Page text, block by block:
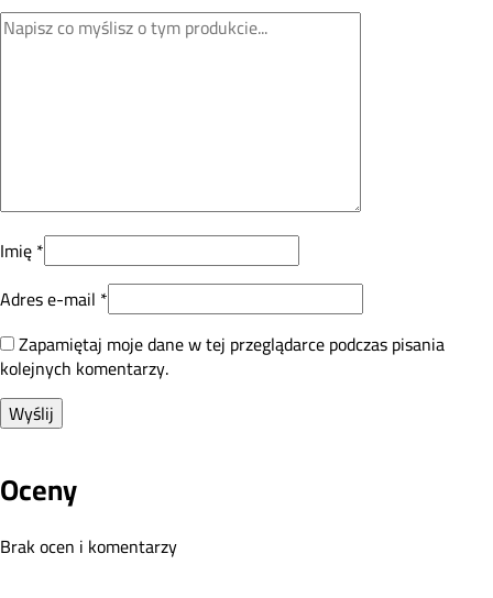
Imię*
Adres e-mail *
Zapamiętaj moje dane w tej przeglądarce podczas pisania
kolejnych komentarzy.
Oceny
Brak ocen i komentarzy